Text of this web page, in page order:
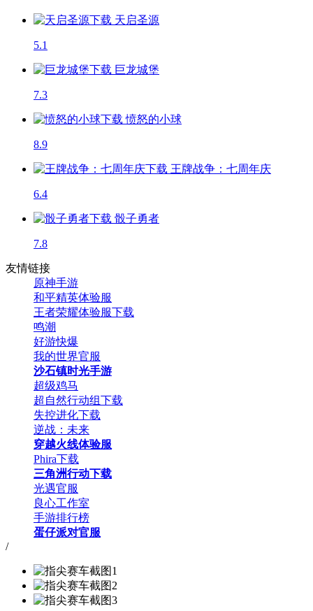
天启圣源
5.1
巨龙城堡
7.3
愤怒的小球
8.9
王牌战争：七周年庆
6.4
骰子勇者
7.8
友情链接
原神手游
和平精英体验服
王者荣耀体验服下载
鸣潮
好游快爆
我的世界官服
沙石镇时光手游
超级鸡马
超自然行动组下载
失控进化下载
逆战：未来
穿越火线体验服
Phira下载
三角洲行动下载
光遇官服
良心工作室
手游排行榜
蛋仔派对官服
/